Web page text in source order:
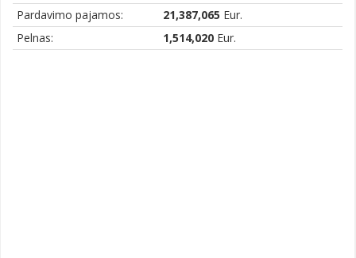
Pardavimo pajamos: 21,387,065 Eur.
Pelnas:
1,514,020 Eur.